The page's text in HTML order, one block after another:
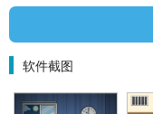
软件截图